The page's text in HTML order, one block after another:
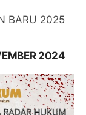
BARU 2025
2024